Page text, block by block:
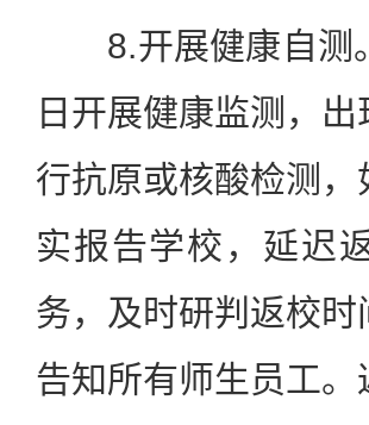
8.开展健康自测
日开展健康监测，
行抗原或核酸检测
实报告学校，延迟
务，及时研判返校
告知所有师生员工